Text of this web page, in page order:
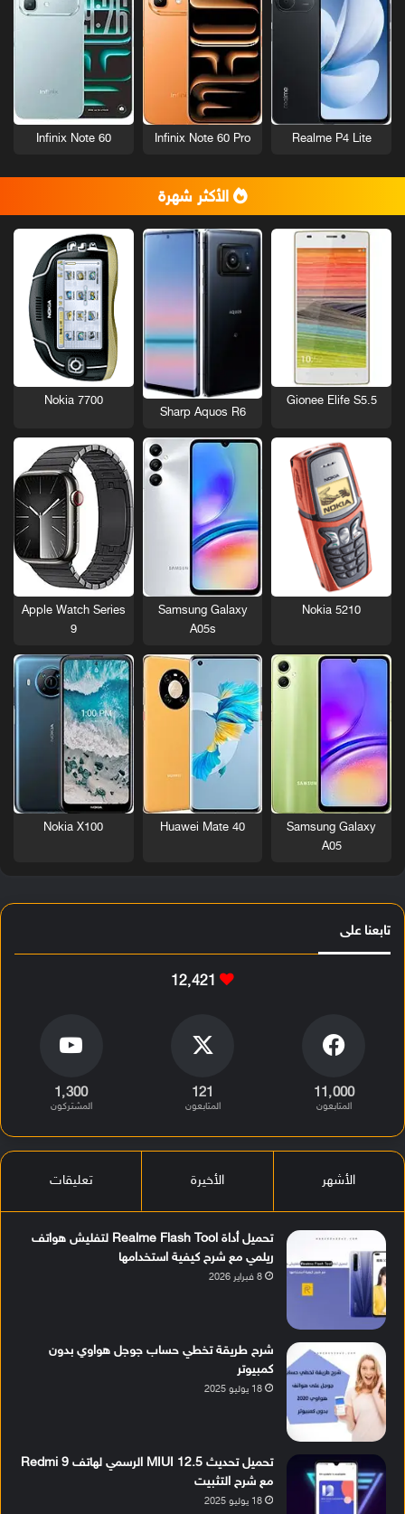
Realme P4 Lite
Infinix Note 60 Pro
Infinix Note 60
الأكثر شهرة
Gionee Elife S5.5
Sharp Aquos R6
Nokia 7700
Nokia 5210
Samsung Galaxy
A05s
Apple Watch Series
9
Samsung Galaxy
A05
Huawei Mate 40
Nokia X100
تابعنا على
12٬421
11٬000
المتابعون
121
المتابعون
1٬300
المشتركون
الأشهر الأخيرة تعليقات
تحميل أداة Realme Flash Tool لتفليش هواتف
ريلمي مع شرح كيفية استخدامها
8 فبراير 2026
شرح طريقة تخطي حساب جوجل هواوي بدون
كمبيوتر
18 يوليو 2025
تحميل تحديث MIUI 12.5 الرسمي لهاتف Redmi 9
مع شرح التثبيت
18 يوليو 2025